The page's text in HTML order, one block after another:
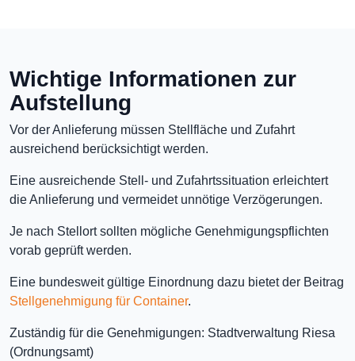
Wichtige Informationen zur
Aufstellung
Vor der Anlieferung müssen Stellfläche und Zufahrt
ausreichend berücksichtigt werden.
Eine ausreichende Stell- und Zufahrtssituation erleichtert
die Anlieferung und vermeidet unnötige Verzögerungen.
Je nach Stellort sollten mögliche Genehmigungspflichten
vorab geprüft werden.
Eine bundesweit gültige Einordnung dazu bietet der Beitrag
Stellgenehmigung für Container.
Zuständig für die Genehmigungen: Stadtverwaltung Riesa
(Ordnungsamt)